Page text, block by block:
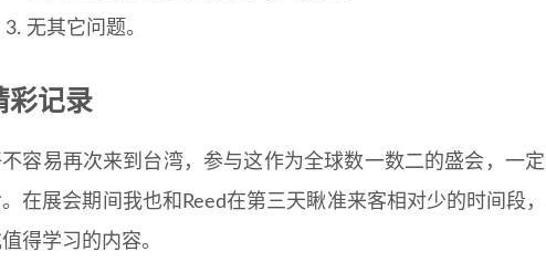
无其它问题。
彩记录
容易再次来到台湾，参与这作为全球数一数二的盛会，一
在展会期间我也和Reed在第三天瞅准来客相对少的时间段
得学习的内容。